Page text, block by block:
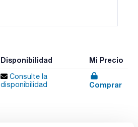
Disponibilidad Mi Precio
Consulte la
disponibilidad
Comprar